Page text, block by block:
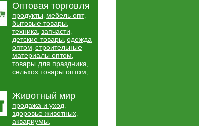
Оптовая торговля
продукты, мебель опт,
бытовые товары,
техника, запчасти,
детские товары, одежда
оптом, строительные
материалы оптом,
товары для праздника,
сельхоз товары оптом,
Животный мир
продажа и уход,
здоровье животных,
аквариумы,